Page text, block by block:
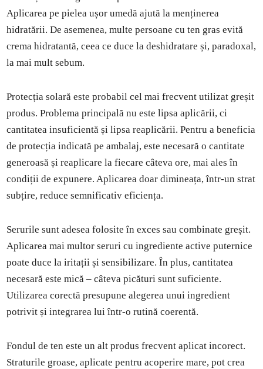
Aplicarea pe pielea ușor umedă ajută la menținerea
hidratării. De asemenea, multe persoane cu ten gras evită
crema hidratantă, ceea ce duce la deshidratare și, paradoxal,
la mai mult sebum.
Protecția solară este probabil cel mai frecvent utilizat greșit
produs. Problema principală nu este lipsa aplicării, ci
cantitatea insuficientă și lipsa reaplicării. Pentru a beneficia
de protecția indicată pe ambalaj, este necesară o cantitate
generoasă și reaplicare la fiecare câteva ore, mai ales în
condiții de expunere. Aplicarea doar dimineața, într-un strat
subțire, reduce semnificativ eficiența.
Serurile sunt adesea folosite în exces sau combinate greșit.
Aplicarea mai multor seruri cu ingrediente active puternice
poate duce la iritații și sensibilizare. În plus, cantitatea
necesară este mică – câteva picături sunt suficiente.
Utilizarea corectă presupune alegerea unui ingredient
potrivit și integrarea lui într-o rutină coerentă.
Fondul de ten este un alt produs frecvent aplicat incorect.
Straturile groase, aplicate pentru acoperire mare, pot crea